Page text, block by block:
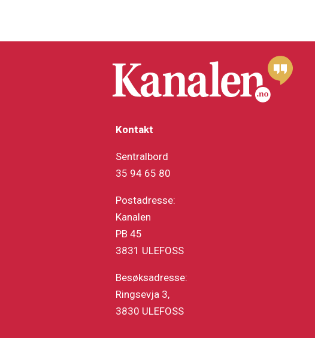
Kontakt
Sentralbord
35 94 65 80
Postadresse:
Kanalen
PB 45
3831 ULEFOSS
Besøksadresse:
Ringsevja 3,
3830 ULEFOSS